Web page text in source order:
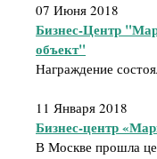
07 Июня 2018
Бизнес-Центр
объект"
Награждение
11 Января 2018
Бизнес-центр
В Москве прошла